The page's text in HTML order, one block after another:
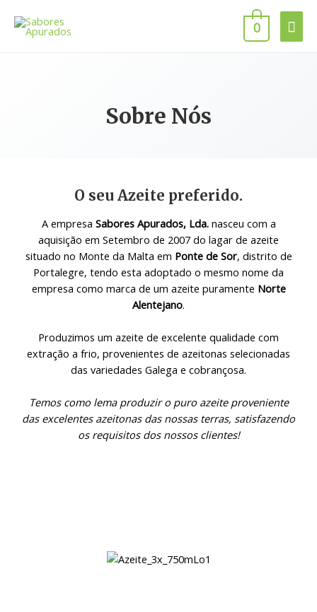
0
Sobre Nós
O seu Azeite preferido.
A empresa Sabores Apurados, Lda.nasceu com a
aquisição em Setembro de 2007 do lagar de azeite
situado no Monte da Malta em Ponte de Sor, distrito de
Portalegre, tendo esta adoptado o mesmo nome da
empresa como marca de um azeite puramente Norte
Alentejano.
Produzimos um azeite de excelente qualidade com
extração a frio, provenientes de azeitonas selecionadas
das variedades Galega e cobrançosa.
Temos como lema produzir o puro azeite proveniente
das excelentes azeitonas das nossas terras, satisfazendo
os requisitos dos nossos clientes!